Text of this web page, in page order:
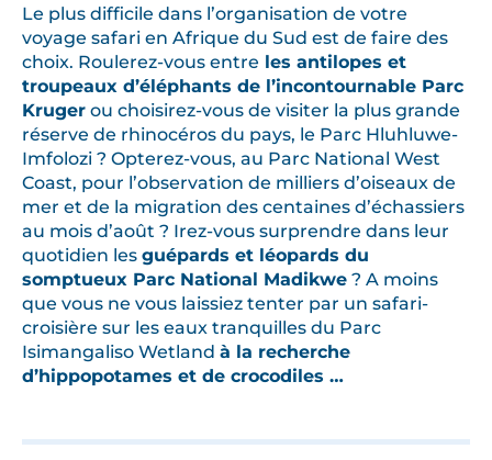
Le plus difficile dans l’organisation de votre
voyage safari en Afrique du Sud est de faire des
choix. Roulerez-vous entre les antilopes et
troupeaux d’éléphants de l’incontournable Parc
Kruger ou choisirez-vous de visiter la plus grande
réserve de rhinocéros du pays, le Parc Hluhluwe-
Imfolozi ? Opterez-vous, au Parc National West
Coast, pour l’observation de milliers d’oiseaux de
mer et de la migration des centaines d’échassiers
au mois d’août ? Irez-vous surprendre dans leur
quotidien les guépards et léopards du
somptueux Parc National Madikwe ? A moins
que vous ne vous laissiez tenter par un safari-
croisière sur les eaux tranquilles du Parc
Isimangaliso Wetland à la recherche
d’hippopotames et de crocodiles …